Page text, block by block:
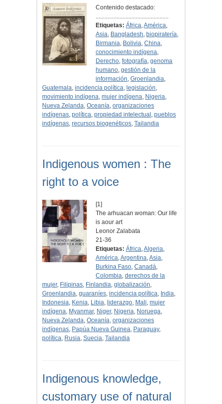
Contenido destacado:
.................................................
Etiquetas: África,América,
Asia, Bangladesh, biopiratería,
Birmania, Bolivia,China,
conocimiento indígena,
Derecho,fotografía,genoma
humano,gestión de la
información,Groenlandia,
Guatemala, incidencia política, legislación,
movimiento indígena, mujer indígena, Nigeria,
Nueva Zelanda, Oceanía, organizaciones
indígenas, política, propiedad intelectual , pueblos
indígenas, recursos biogenéticos, Tailandia
Indigenous women : The
right to a voice
[1]
The arhuacan woman: Our life
is aour art
Leonor Zalabata
21-36
Etiquetas: África,Algeria,
América,Argentina,Asia,
Burkina Faso,Canadá,
Colombia,derechos de la
mujer, Filipinas, Finlandia, globalización,
Groenlandia, guaraníes, incidencia política, India,
Indonesia, Kenia, Libia, liderazgo, Mali, mujer
indígena, Myanmar, Niger, Nigeria, Noruega,
Nueva Zelanda, Oceanía, organizaciones
indígenas, Papúa Nueva Guinea, Paraguay,
política, Rusia, Suecia, Tailandia
Indigenous knowledge,
customary use of natural